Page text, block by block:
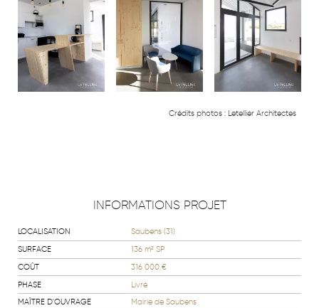
Crédits photos : Letellier Architectes
INFORMATIONS PROJET
LOCALISATION
Saubens (31)
SURFACE
136 m² SP
COÛT
316 000 €
PHASE
Livré
MAÎTRE D'OUVRAGE
Mairie de Saubens